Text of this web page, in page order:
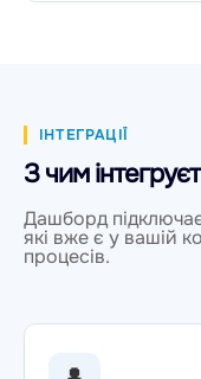
ІНТЕГРАЦІЇ
З чим
Дашборд
які вже є у вашій
процесів.